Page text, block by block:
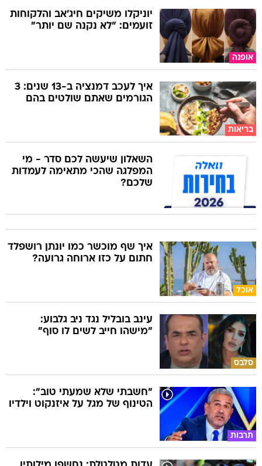
אופנה
יוניקלו משיקים חיג'אב והלקוחות
זועמים: "לא נקנה שם יותר"
בריאות
איך לעכב דמנציה ב-13 שנים: 3
הגורמים שאתם שולטים בהם
השאלון שיעשה לכם סדר - מי
המפלגה שהכי מתאימה לעמדות
שלכם?
אוכל
איך שף מוכשר כמו יונתן רושפלד
חתום על כזו ארוחה גרועה?
סלבס
עינב בובליל נגד ניב גלבוע:
"מישהו חייב לשים לו סוף"
תרבות
"חשבתי שלא שמעתי טוב":
הטינוף של מגל על איזנקוט וילדיו